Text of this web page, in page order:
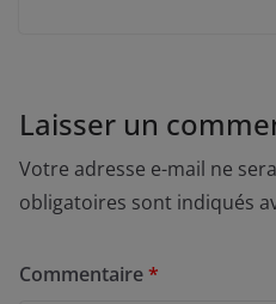
Laisser un
Votre adresse e-mail ne
obligatoires sont indiqués
Commentaire*